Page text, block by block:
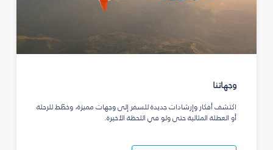
وجهاتنا
اكتشف أفكار وإرشادات جديدة للسفر إلى وجهات مميزة، وخطّط للرحلة
أو العطلة المثالية حتى ولو في اللحظة الأخيرة.